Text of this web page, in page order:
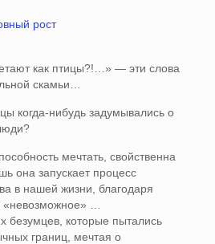
рост
как птицы?!…» — эти слова
скамьи…
когда-нибудь задумывались о
мечтать, свойственна
она запускает процесс
в нашей жизни, благодаря
«невозможное» …
безумцев, которые пытались
границ, мечтая о